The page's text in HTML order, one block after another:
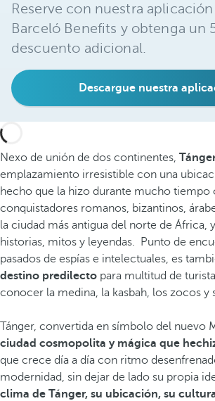
Reserve con nuestra
Barceló Benefits y obtenga un
descuento adicional.
Descargue nuestra
Nexo de unión de dos continentes,
emplazamiento irresistible con una
hecho que la hizo durante mucho tiempo
conquistadores romanos, bizantinos,
la ciudad más antigua del norte de África,
historias, mitos y leyendas. Punto de
pasados de espías e intelectuales, es
destino predilecto para multitud de
conocer la medina, la kasbah, los zocos y
Tánger, convertida en símbolo del nuevo
ciudad cosmopolita y mágica que
que crece día a día con ritmo
modernidad, sin dejar de lado su propia
clima de Tánger, su ubicación, su